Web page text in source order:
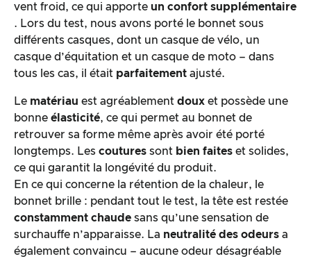
vent froid, ce qui apporte un confort supplémentaire
. Lors du test, nous avons porté le bonnet sous
différents casques, dont un casque de vélo, un
casque d’équitation et un casque de moto – dans
tous les cas, il était parfaitement ajusté.
Le matériau est agréablement doux et possède une
bonne élasticité, ce qui permet au bonnet de
retrouver sa forme même après avoir été porté
longtemps. Les coutures sont bien faites et solides,
ce qui garantit la longévité du produit.
En ce qui concerne la rétention de la chaleur, le
bonnet brille : pendant tout le test, la tête est restée
constamment chaude sans qu’une sensation de
surchauffe n’apparaisse. La neutralité des odeurs a
également convaincu – aucune odeur désagréable